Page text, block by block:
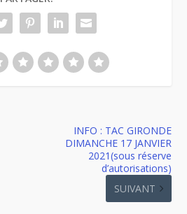
INFO : TAC GIRONDE
DIMANCHE 17 JANVIER
2021(sous réserve
d’autorisations)
SUIVANT